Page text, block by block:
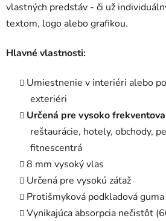
vlastných predstáv - či už
textom, logo alebo grafikou.
Hlavné vlastnosti:
Umiestnenie v interiéri alebo
exteriéri
Určená pre vysoko
reštaurácie, hotely, obchody,
fitnescentrá
8 mm vysoký vlas
Určená pre vysokú záťaž
Protišmyková podkladová
Vynikajúca absorpcia nečistôt